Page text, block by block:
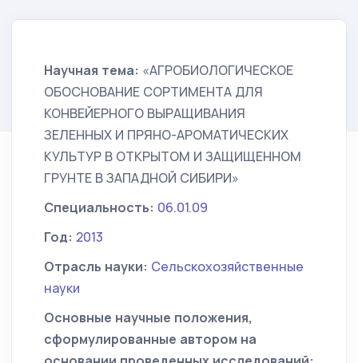
Научная тема: «АГРОБИОЛОГИЧЕСКОЕ
ОБОСНОВАНИЕ СОРТИМЕНТА ДЛЯ
КОНВЕЙЕРНОГО ВЫРАЩИВАНИЯ
ЗЕЛЕННЫХ И ПРЯНО-АРОМАТИЧЕСКИХ
КУЛЬТУР В ОТКРЫТОМ И ЗАЩИЩЕННОМ
ГРУНТЕ В ЗАПАДНОЙ СИБИРИ»
Специальность: 06.01.09
Год: 2013
Отрасль науки: Сельскохозяйственные
науки
Основные научные положения,
сформулированные автором на